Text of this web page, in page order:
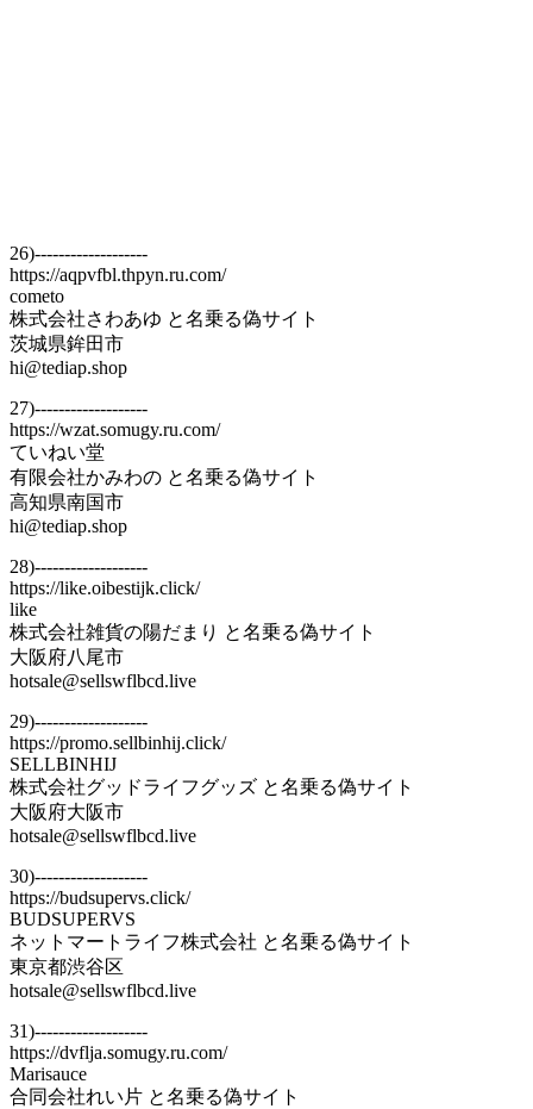
26)-------------------
https://aqpvfbl.thpyn.ru.com/
cometo
株式会社さわあゆ と名乗る偽サイト
茨城県鉾田市
hi@tediap.shop
27)-------------------
https://wzat.somugy.ru.com/
ていねい堂
有限会社かみわの と名乗る偽サイト
高知県南国市
hi@tediap.shop
28)-------------------
https://like.oibestijk.click/
like
株式会社雑貨の陽だまり と名乗る偽サイト
大阪府八尾市
hotsale@sellswflbcd.live
29)-------------------
https://promo.sellbinhij.click/
SELLBINHIJ
株式会社グッドライフグッズ と名乗る偽サイト
大阪府大阪市
hotsale@sellswflbcd.live
30)-------------------
https://budsupervs.click/
BUDSUPERVS
ネットマートライフ株式会社 と名乗る偽サイト
東京都渋谷区
hotsale@sellswflbcd.live
31)-------------------
https://dvflja.somugy.ru.com/
Marisauce
合同会社れい片 と名乗る偽サイト